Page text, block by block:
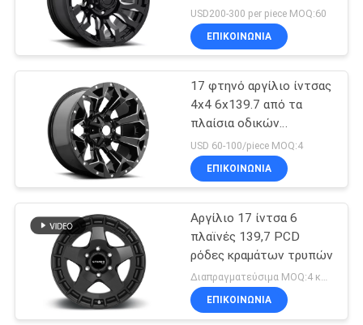
USD200-300 per piece MOQ:60
ΕΠΙΚΟΙΝΩΝΊΑ
17 φτηνό αργίλιο ίντσας
4x4 6x139.7 από τα
πλαίσια οδικών
φορτηγών
USD 60-100/piece MOQ:4
ΕΠΙΚΟΙΝΩΝΊΑ
Αργίλιο 17 ίντσα 6
πλαϊνές 139,7 PCD
ρόδες κραμάτων τρυπών
Διαπραγματεύσιμα MOQ:4 κομμάτια
ΕΠΙΚΟΙΝΩΝΊΑ